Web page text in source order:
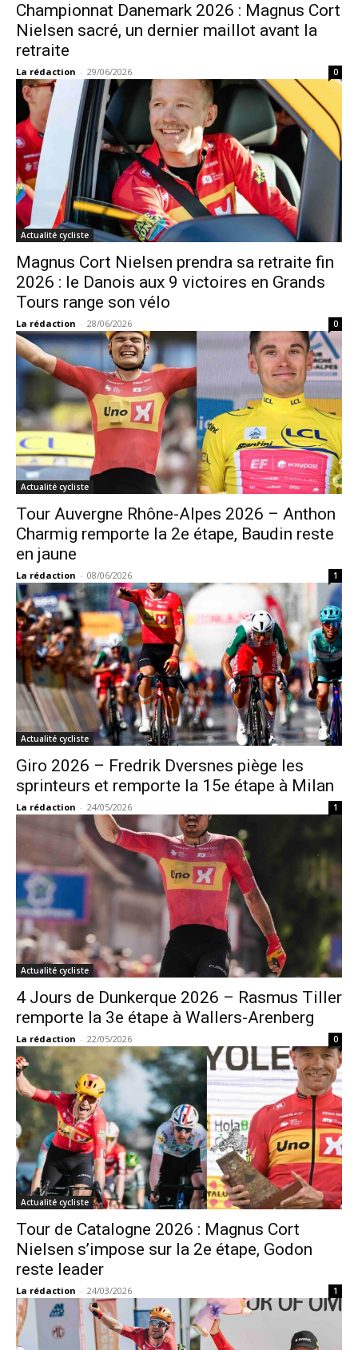
Championnat Danemark 2026 : Magnus Cort
Nielsen sacré, un dernier maillot avant la
retraite
La rédaction - 29/06/2026 0
Actualité cycliste
Magnus Cort Nielsen prendra sa retraite fin
2026 : le Danois aux 9 victoires en Grands
Tours range son vélo
La rédaction - 28/06/2026 0
Actualité cycliste
Tour Auvergne Rhône-Alpes 2026 – Anthon
Charmig remporte la 2e étape, Baudin reste
en jaune
La rédaction - 08/06/2026 1
Actualité cycliste
Giro 2026 – Fredrik Dversnes piège les
sprinteurs et remporte la 15e étape à Milan
La rédaction - 24/05/2026 1
Actualité cycliste
4 Jours de Dunkerque 2026 – Rasmus Tiller
remporte la 3e étape à Wallers-Arenberg
La rédaction - 22/05/2026 0
Actualité cycliste
Tour de Catalogne 2026 : Magnus Cort
Nielsen s’impose sur la 2e étape, Godon
reste leader
La rédaction - 24/03/2026 1